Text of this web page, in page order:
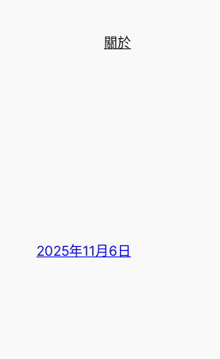
關於
2025年11月6日